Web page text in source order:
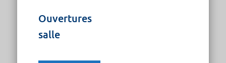
Ouvertures
salle